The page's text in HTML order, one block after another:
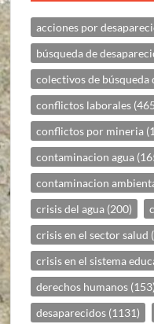
acciones por
búsqueda de
colectivos de búsqueda
conflictos laborales
conflictos por mineria
contaminacion agua
contaminacion
crisis del agua (200)
crisis en el sector salud
crisis en el sistema
derechos humanos (153)
desaparecidos (1131)